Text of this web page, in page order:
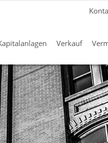
Verkauf